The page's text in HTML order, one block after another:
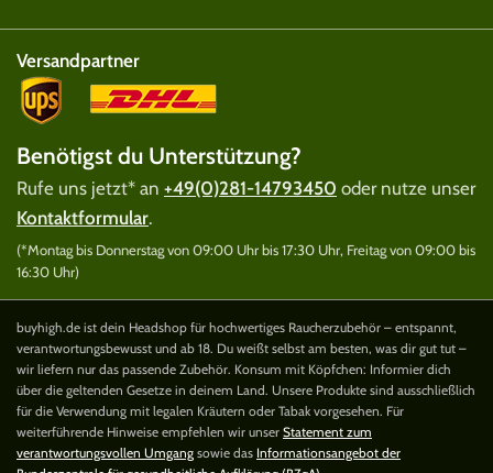
Versandpartner
Benötigst du Unterstützung?
Rufe uns jetzt* an +49(0)281-14793450 oder nutze unser
Kontaktformular.
(*Montag bis Donnerstag von 09:00 Uhr bis 17:30 Uhr, Freitag von 09:00 bis
16:30 Uhr)
buyhigh.de ist dein Headshop für hochwertiges Raucherzubehör – entspannt,
verantwortungsbewusst und ab 18. Du weißt selbst am besten, was dir gut tut –
wir liefern nur das passende Zubehör. Konsum mit Köpfchen: Informier dich
über die geltenden Gesetze in deinem Land. Unsere Produkte sind ausschließlich
für die Verwendung mit legalen Kräutern oder Tabak vorgesehen. Für
weiterführende Hinweise empfehlen wir unser Statement zum
verantwortungsvollen Umgang sowie das Informationsangebot der